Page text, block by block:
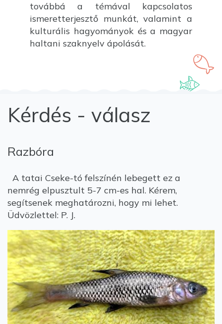
továbbá a témával kapcsolatos
ismeretterjesztő munkát, valamint a
kulturális hagyományok és a magyar
haltani szaknyelv ápolását.
Kérdés - válasz
Razbóra
A tatai Cseke-tó felszínén lebegett ez a
nemrég elpusztult 5-7 cm-es hal. Kérem,
segítsenek meghatározni, hogy mi lehet.
Üdvözlettel: P. J.